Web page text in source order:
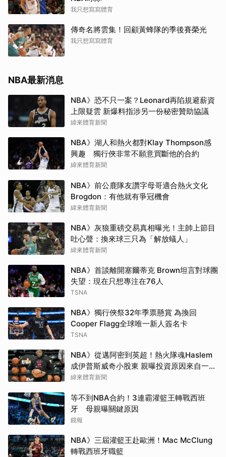
我只想寫寫體育
傳奇名將雲集！回顧黃蜂隊的季後賽榮光
我只想寫寫體育
NBA最新消息
NBA》恐不只一案？Leonard再陷規避薪資
上限疑雲 新爆料指涉另一份秘密贊助協議
緯來體育新聞
NBA》湖人和熱火都對Klay Thompson感
興趣 獨行俠非常不願意買斷他的合約
緯來體育新聞
NBA》前公鹿隊友讚字母哥適合熱火文化
Brogdon：有他就有爭冠機會
緯來體育新聞
NBA》灰狼重磅交易真相曝光！主帥上節目
吐心聲：換來球三只為「解放蟻人」
緯來體育新聞
NBA》首談離開塞爾蒂克 Brown坦言對球團
失望：現在只想專注在76人
TSNA
NBA》獨行俠祭32年季票懸賞 為換回
Cooper Flagg全球唯一新人簽名卡
TSNA
NBA》從邁阿密到英超！熱火隊魂Haslem
成伊普斯威奇小股東 親曝投資原因來自一句
口號
緯來體育新聞
等不到NBA合約！3連霸灌籃王轉戰西班
牙 母親曝關鍵原因
鏡報
NBA》三屆灌籃王赴歐洲！Mac McClung
轉戰西班牙職籃